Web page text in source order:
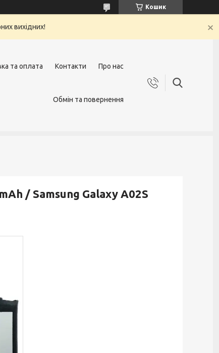
Кошик
вихідних!
та оплата Контакти Про нас
Обмін та повернення
/ Samsung Galaxy A02S